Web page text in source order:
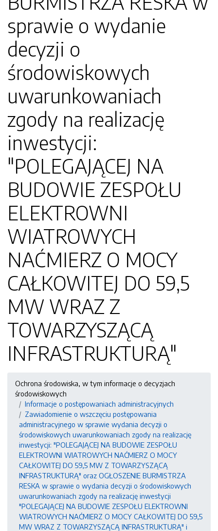
sprawie o wydanie
decyzji o
środowiskowych
uwarunkowaniach
zgody na realizację
inwestycji:
"POLEGAJĄCEJ NA
BUDOWIE ZESPOŁU
ELEKTROWNI
WIATROWYCH
NAĆMIERZ O MOCY
CAŁKOWITEJ DO 59,5
MW WRAZ Z
TOWARZYSZĄCĄ
INFRASTRUKTURĄ"
Ochrona środowiska, w tym informacje o decyzjach
środowiskowych
Informacje o postępowaniach administracyjnych
Zawiadomienie o wszczęciu postępowania
administracyjnego w sprawie wydania decyzji o
środowiskowych uwarunkowaniach zgody na realizację
inwestycji: "POLEGAJĄCEJ NA BUDOWIE ZESPOŁU
ELEKTROWNI WIATROWYCH NAĆMIERZ O MOCY
CAŁKOWITEJ DO 59,5 MW Z TOWARZYSZĄCĄ
INFRASTRUKTURĄ" oraz OGŁOSZENIE BURMISTRZA
RESKA w sprawie o wydania decyzji o środowiskowych
uwarunkowaniach zgody na realizację inwestycji
"POLEGAJĄCEJ NA BUDOWIE ZESPOŁU ELEKTROWNI
WIATROWYCH NAĆMIERZ O MOCY CAŁKOWITEJ DO 59,5
MW WRAZ Z TOWARZYSZĄCĄ INFRASTRUKTURĄ" i